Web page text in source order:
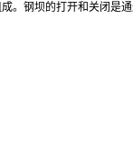
。钢坝的打开和关闭是